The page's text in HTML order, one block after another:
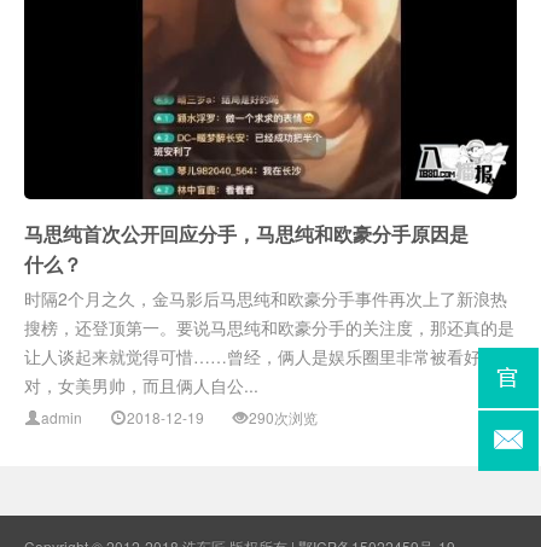
马思纯首次公开回应分手，马思纯和欧豪分手原因是
什么？
时隔2个月之久，金马影后马思纯和欧豪分手事件再次上了新浪热
搜榜，还登顶第一。要说马思纯和欧豪分手的关注度，那还真的是
让人谈起来就觉得可惜……曾经，俩人是娱乐圈里非常被看好的一
对，女美男帅，而且俩人自公...
admin 2018-12-19 290次浏览